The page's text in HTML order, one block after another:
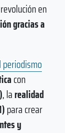
en
gracias a
periodismo
con
, larealidad
para crear
y